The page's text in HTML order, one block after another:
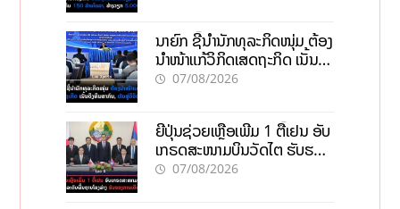
ນາຍົກ ຊີ້ນຳນັກທຸລະກິດໜຸ່ມ ຕ້ອງ
ນຳໜ້າແກ້ວິກິດເສດຖະກິດ ເນັ້ນດຶງ
ທຶນສາກົນ, ຫັນສູ່ດິຈິຕອນ
07/08/2026
ຍີ່ປຸ່ນຊ່ວຍເຫຼືອເພີ່ມ 1 ຕື້ເຢນ ອັບ
ເກຣດສະໜາມບິນວັດໄຕ ຮັບຮອງ
ການເຕີບໂຕ
07/08/2026